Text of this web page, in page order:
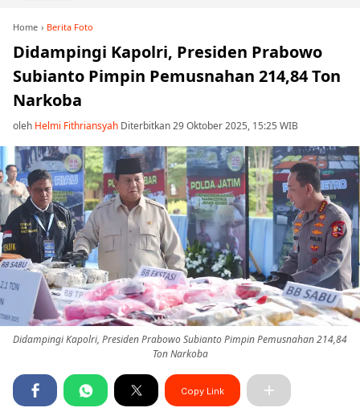
Home Berita Foto
Didampingi Kapolri, Presiden Prabowo
Subianto Pimpin Pemusnahan 214,84 Ton
Narkoba
oleh Helmi Fithriansyah Diterbitkan 29 Oktober 2025, 15:25 WIB
Didampingi Kapolri, Presiden Prabowo Subianto Pimpin Pemusnahan 214,84
Ton Narkoba
Copy Link